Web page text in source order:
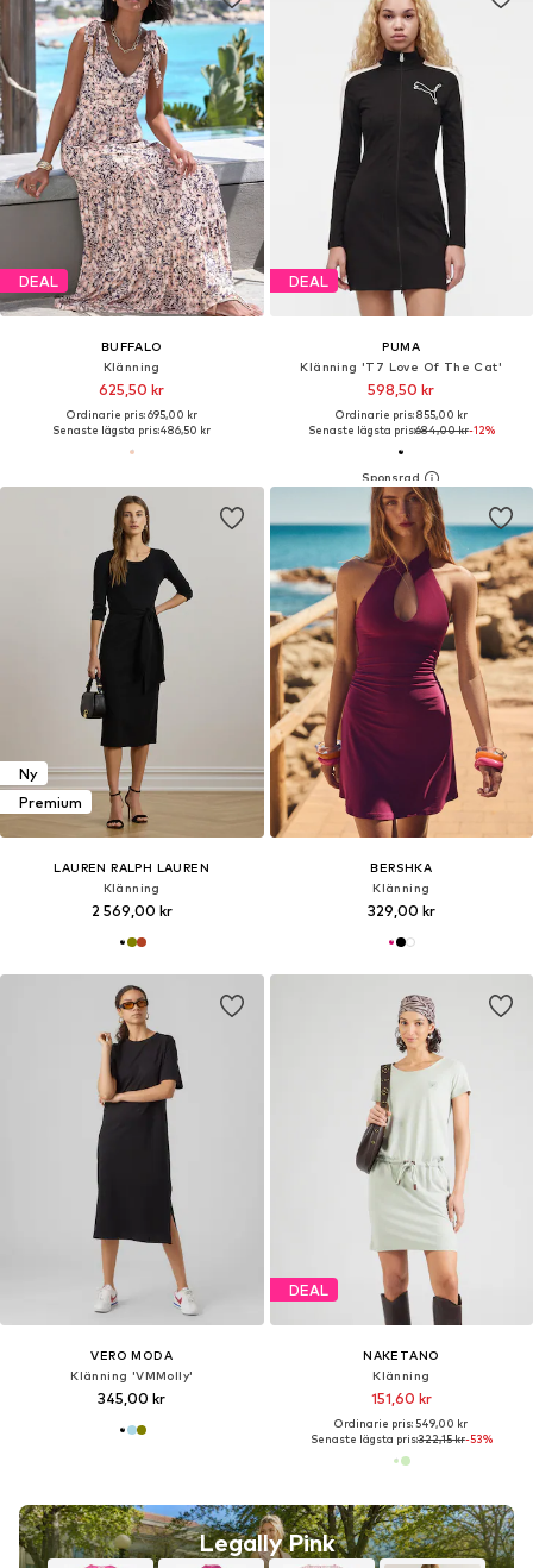
DEAL
BUFFALO
Klänning
625,50 kr
Ordinarie pris: 695,00 kr
Senaste lägsta pris:486,50 kr
DEAL
PUMA
Klänning 'T7 Love Of The Cat'
598,50 kr
Ordinarie pris: 855,00 kr
Senaste lägsta pris:684,00 kr-12%
Ny
Premium
LAUREN RALPH LAUREN
Klänning
2 569,00 kr
BERSHKA
Klänning
329,00 kr
VERO MODA
Klänning 'VMMolly'
345,00 kr
Legally Pink
DEAL
NAKETANO
Klänning
151,60 kr
Ordinarie pris: 549,00 kr
Senaste lägsta pris:322,15 kr-53%